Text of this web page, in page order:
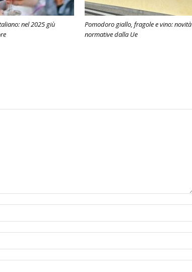
nel 2025 giù
Pomodoro giallo, fragole e vino: novità
normative dalla Ue